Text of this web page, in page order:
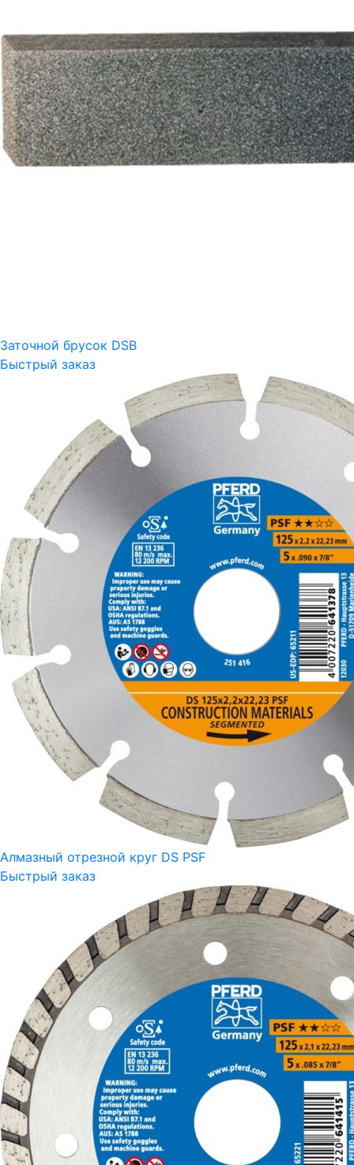
Заточной брусок DSB
Быстрый заказ
Алмазный отрезной круг DS PSF
Быстрый заказ